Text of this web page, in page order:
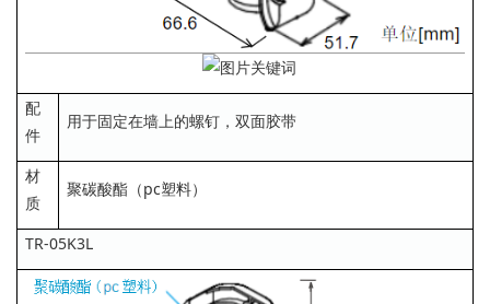
配
件
用于固定在墙上的螺钉，双面胶带
材
质
聚碳酸酯（pc塑料）
TR-05K3L